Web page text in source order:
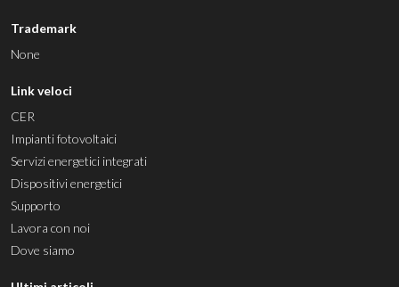
Trademark
None
Link veloci
CER
Impianti fotovoltaici
Servizi energetici integrati
Dispositivi energetici
Supporto
Lavora con noi
Dove siamo